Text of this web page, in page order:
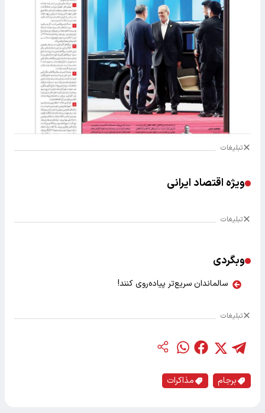
تبلیغات
ویژه اقتصاد ایرانی
تبلیغات
وبگردی
سالماندان سریع‌تر پیاده‌روی کنند!
تبلیغات
برجام مذاکرات